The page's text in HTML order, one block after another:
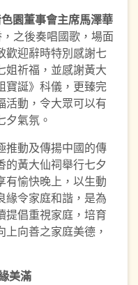
園董事會主席馬澤華
之後奏唱國歌，場面
歡迎辭時特別感謝七
姐祈福，並感謝黃大
寶誕》科儀，更臻完
活動，令大眾可以有
氣氛。
推動及傳揚中國的傳
的黃大仙祠舉行七夕
有愉快晚上，以生動
緣令家庭和諧，是為
提倡重視家庭，培育
向善之家庭美德，
美滿